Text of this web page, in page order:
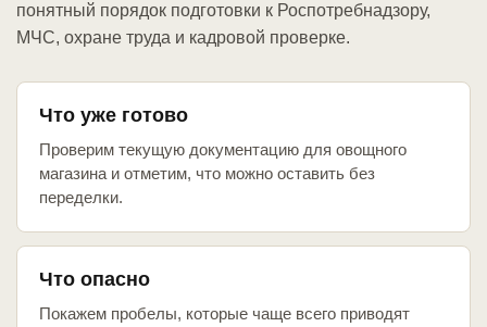
понятный порядок подготовки к Роспотребнадзору,
МЧС, охране труда и кадровой проверке.
Что уже готово
Проверим текущую документацию для овощного
магазина и отметим, что можно оставить без
переделки.
Что опасно
Покажем пробелы, которые чаще всего приводят